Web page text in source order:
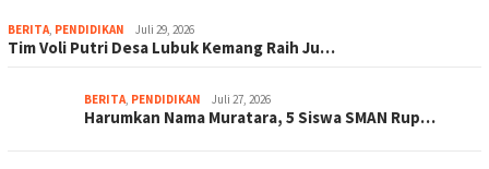
BERITA PENDIDIKAN Juli 29, 2026
Tim Voli Putri Desa Lubuk Kemang Raih Ju…
BERITA PENDIDIKAN Juli 27, 2026
Harumkan Nama Muratara, 5 Siswa SMAN Rup…